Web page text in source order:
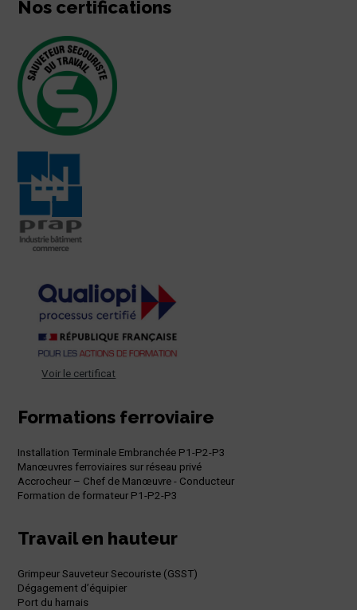
Nos certifications
Voir le certificat
Formations ferroviaire
Installation Terminale Embranchée P1-P2-P3
Manœuvres ferroviaires sur réseau privé
Accrocheur – Chef de Manœuvre - Conducteur
Formation de formateur P1-P2-P3
Travail en hauteur
Grimpeur Sauveteur Secouriste (GSST)
Dégagement d’équipier
Port du harnais